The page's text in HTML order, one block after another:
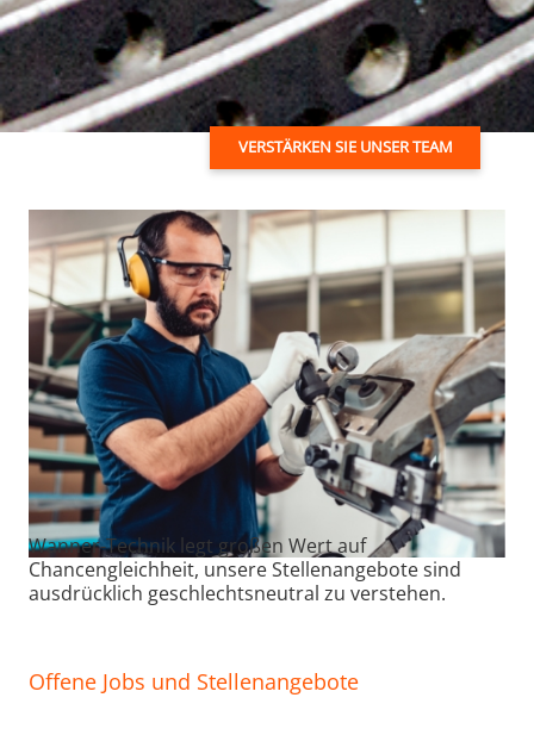
VERSTÄRKEN SIE UNSER TEAM
Offene Jobs und Stellenangebote
Wanner-Technik legt großen Wert auf
Chancengleichheit, unsere Stellenangebote sind
ausdrücklich geschlechtsneutral zu verstehen.